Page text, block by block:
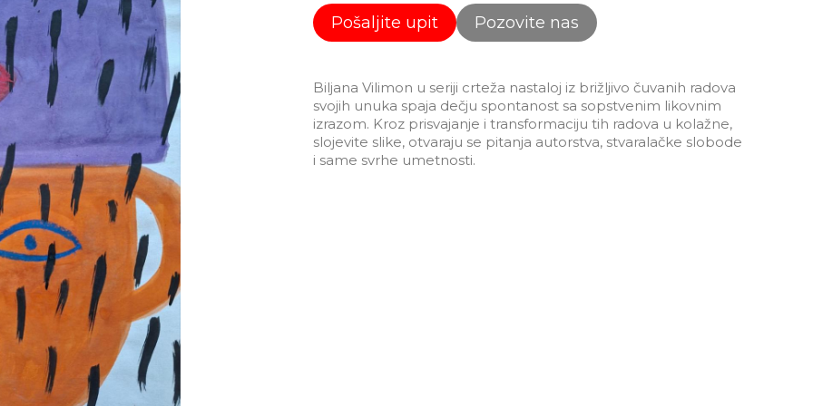
Pošaljite upit Pozovite nas
Biljana Vilimon u seriji crteža nastaloj iz brižljivo čuvanih radova
svojih unuka spaja dečju spontanost sa sopstvenim likovnim
izrazom. Kroz prisvajanje i transformaciju tih radova u kolažne,
slojevite slike, otvaraju se pitanja autorstva, stvaralačke slobode
i same svrhe umetnosti.